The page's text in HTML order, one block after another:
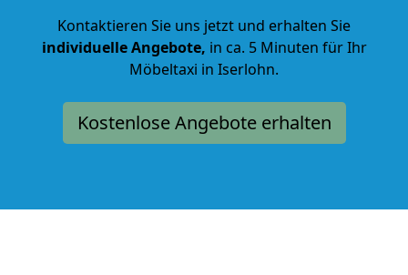
Kontaktieren Sie uns jetzt und erhalten Sie
individuelle Angebote, in ca. 5 Minuten für Ihr
Möbeltaxi in Iserlohn.
Kostenlose Angebote erhalten